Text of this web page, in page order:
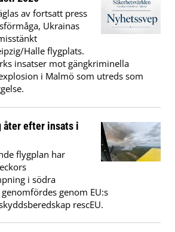
av fortsatt press
Ukrainas
Halle flygplats.
insatser mot gängkriminella
i Malmö som utreds som
åter efter insats i
flygplan har
i södra
genom EU:s
rescEU.